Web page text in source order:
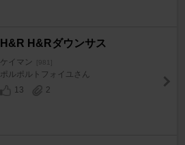
H&R H&Rダウンサス
ケイマン
ポルポルトフォイユさん
13
2